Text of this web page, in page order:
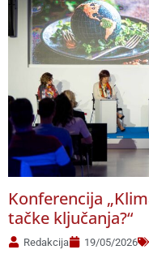
Konferencija
tačke ključanja?“
Redakcija 19/05/2026